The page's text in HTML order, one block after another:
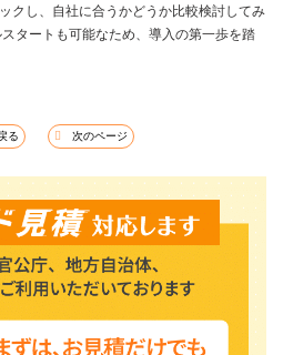
クし、自社に合うかどうか比較検討してみ
タートも可能なため、導入の第一歩を踏
る 次のページ